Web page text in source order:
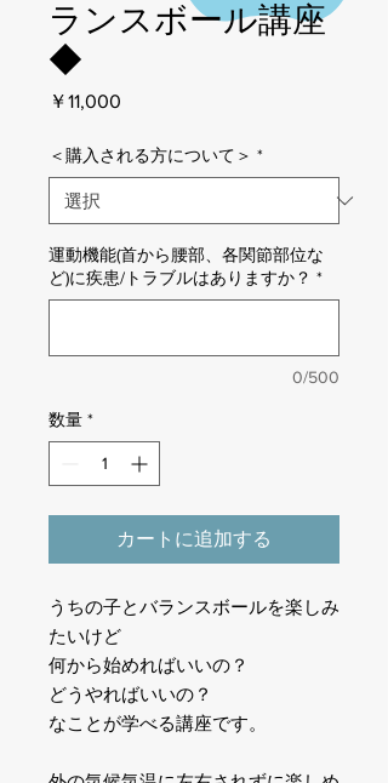
ランスボール講座
◆
￥11,000
＜購入される方について＞ *
運動機能(首から腰部、各関節部位な
ど)に疾患/トラブルはありますか？ *
0/500
数量 *
カートに追加する
うちの子とバランスボールを楽しみ
たいけど
何から始めればいいの？
どうやればいいの？
なことが学べる講座です。